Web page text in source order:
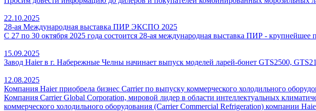
22.10.2025
28-ая Международная выставка ПИР ЭКСПО 2025
С 27 по 30 октября 2025 года состоится 28-ая международная выставка ПИР -
15.09.2025
Завод Haier в г. Набережные Челны начинает выпуск моделей ларей-бонет GTS2500,
12.08.2025
Компания Haier приобрела бизнес Carrier по выпуску коммерческого холодильного
Компания Carrier Global Corporation, мировой лидер в области интеллектуальных
коммерческого холодильного оборудования (Carrier Commercial Refrigeration) компании